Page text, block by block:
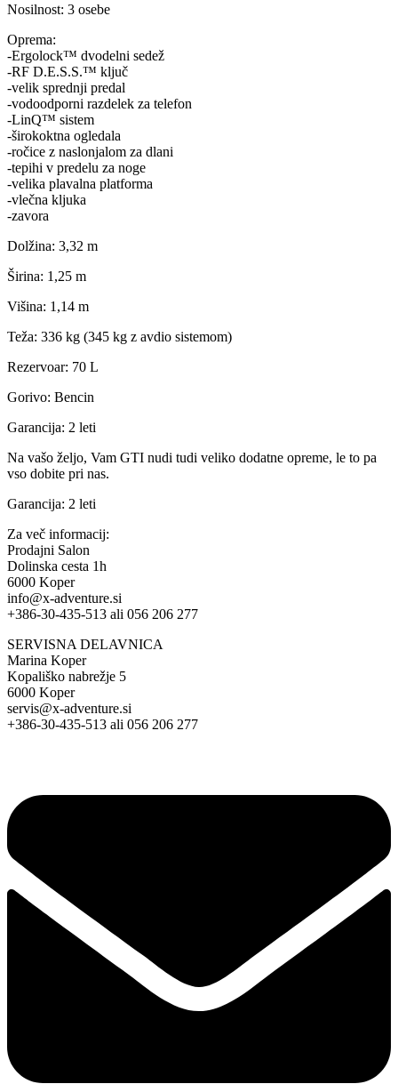
Nosilnost: 3 osebe
Oprema:
-Ergolock™ dvodelni sedež
-RF D.E.S.S.™ ključ
-velik sprednji predal
-vodoodporni razdelek za telefon
-LinQ™ sistem
-širokoktna ogledala
-ročice z naslonjalom za dlani
-tepihi v predelu za noge
-velika plavalna platforma
-vlečna kljuka
-zavora
Dolžina: 3,32 m
Širina: 1,25 m
Višina: 1,14 m
Teža: 336 kg (345 kg z avdio sistemom)
Rezervoar: 70 L
Gorivo: Bencin
Garancija: 2 leti
Na vašo željo, Vam GTI nudi tudi veliko dodatne opreme, le to pa
vso dobite pri nas.
Garancija: 2 leti
Za več informacij:
Prodajni Salon
Dolinska cesta 1h
6000 Koper
info@x-adventure.si
+386-30-435-513 ali 056 206 277
SERVISNA DELAVNICA
Marina Koper
Kopališko nabrežje 5
6000 Koper
servis@x-adventure.si
+386-30-435-513 ali 056 206 277